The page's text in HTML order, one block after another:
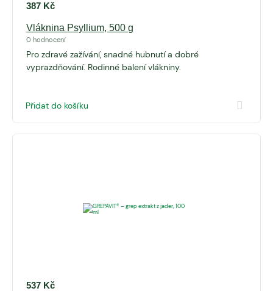
387 Kč
Vláknina Psyllium, 500 g
0 hodnocení
Pro zdravé zažívání, snadné hubnutí a dobré
vyprazdňování. Rodinné balení vlákniny.
Přidat do košíku
537 Kč